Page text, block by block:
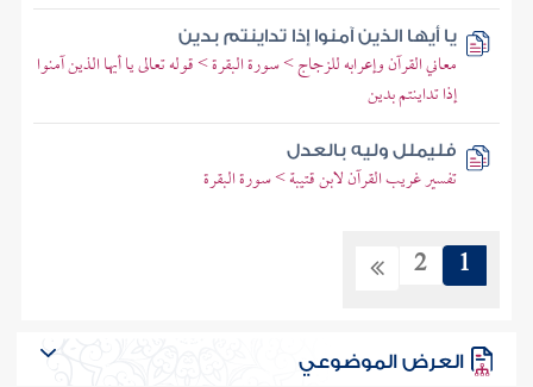
يا أيها الذين آمنوا إذا تداينتم بدين
معاني القرآن وإعرابه للزجاج > سورة البقرة > قوله تعالى يا أيها الذين آمنوا
إذا تداينتم بدين
فليملل وليه بالعدل
تفسير غريب القرآن لابن قتيبة > سورة البقرة
1
2
العرض الموضوعي